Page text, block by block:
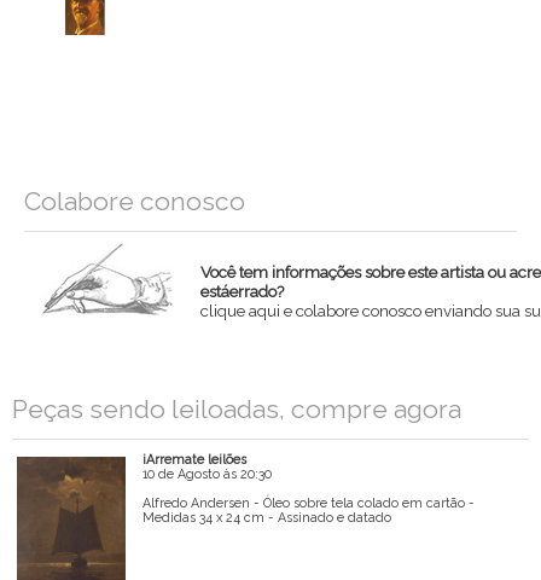
Colabore conosco
Você tem informações sobre este artista ou
estáerrado?
clique aqui e colabore conosco enviando sua
Mensagem
Peças sendo leiloadas, compre agora
iArremate leilões
10 de Agosto às 20:30
Alfredo Andersen - Óleo sobre tela colado em cartão -
Medidas 34 x 24 cm - Assinado e datado